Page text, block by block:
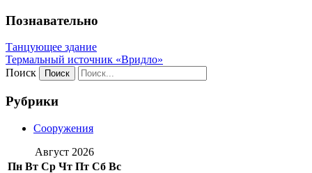
Познавательно
Танцующее здание
Термальный источник «Вридло»
Поиск
Рубрики
Сооружения
Август 2026
Пн Вт Ср Чт Пт Сб Вс